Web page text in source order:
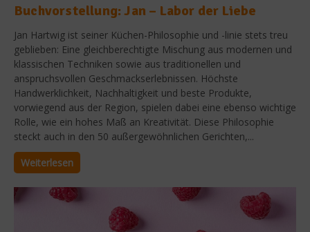
Buchvorstellung: Jan – Labor der Liebe
Jan Hartwig ist seiner Küchen-Philosophie und -linie stets treu
geblieben: Eine gleichberechtigte Mischung aus modernen und
klassischen Techniken sowie aus traditionellen und
anspruchsvollen Geschmackserlebnissen. Höchste
Handwerklichkeit, Nachhaltigkeit und beste Produkte,
vorwiegend aus der Region, spielen dabei eine ebenso wichtige
Rolle, wie ein hohes Maß an Kreativität. Diese Philosophie
steckt auch in den 50 außergewöhnlichen Gerichten,...
Weiterlesen